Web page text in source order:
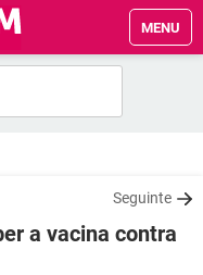
MENU
Seguinte
a vacina contra